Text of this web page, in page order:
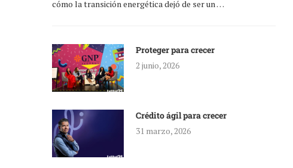
cómo la transición energética dejó de ser un …
Proteger para crecer
2 junio, 2026
Crédito ágil para crecer
31 marzo, 2026